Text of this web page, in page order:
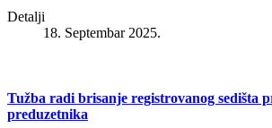
Detalji
18. Septembar 2025.
Tužba radi brisanje registrovanog sedišta
preduzetnika